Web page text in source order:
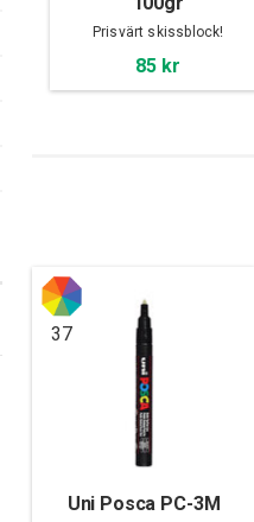
Prisvärt skissblock!
85 kr
37
Uni Posca PC-3M